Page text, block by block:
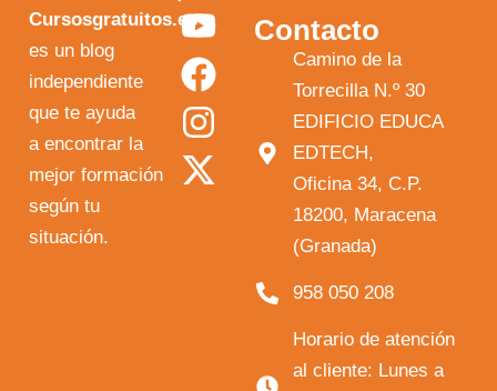
Cursosgratuitos.es
es un blog
independiente
que te ayuda
a encontrar la
mejor formación
según tu
situación.
Y
o
u
t
u
F
a
c
e
b
I
n
s
t
a
X
-
t
w
i
Contacto
Camino de la
Torrecilla N.º 30
EDIFICIO EDUCA
EDTECH,
Oficina 34, C.P.
18200, Maracena
(Granada)
958 050 208
Horario de atención
al cliente: Lunes a